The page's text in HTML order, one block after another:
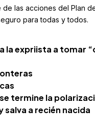
las acciones del Plan
para todas y todos.
la expriista a tomar
termine la
a recién nacida